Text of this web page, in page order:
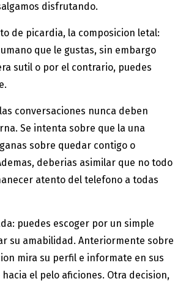
disfrutando.
de picardia, la composicion letal:
que le gustas, sin embargo
sutil o por el contrario, puedes
conversaciones nunca deben
Se intenta sobre que la una
sobre quedar contigo o
deberias asimilar que no todo
atento del telefono a todas
puedes escoger por un simple
su amabilidad. Anteriormente sobre
mira su perfil e informate en sus
el pelo aficiones. Otra decision,